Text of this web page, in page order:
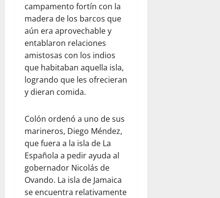
campamento fortín con la
madera de los barcos que
aún era aprovechable y
entablaron relaciones
amistosas con los indios
que habitaban aquella isla,
logrando que les ofrecieran
y dieran comida.
Colón ordenó a uno de sus
marineros, Diego Méndez,
que fuera a la isla de La
Española a pedir ayuda al
gobernador Nicolás de
Ovando. La isla de Jamaica
se encuentra relativamente